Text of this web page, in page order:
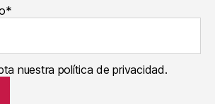
nuestra política de privacidad.